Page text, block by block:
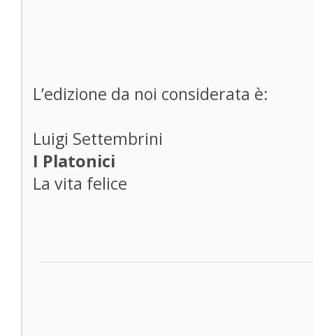
L’edizione da noi considerata è:
Luigi Settembrini
I Platonici
La vita felice